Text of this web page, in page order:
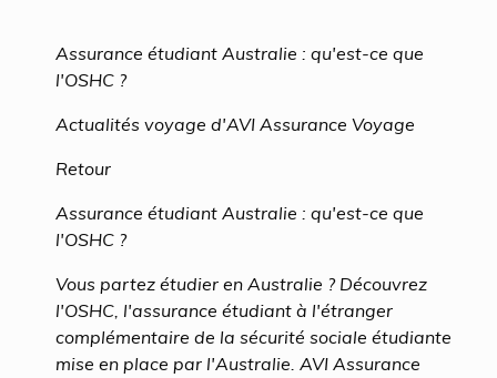
Assurance étudiant Australie : qu'est-ce que
l'OSHC ?
Actualités voyage d'AVI Assurance Voyage
Retour
Assurance étudiant Australie : qu'est-ce que
l'OSHC ?
Vous partez étudier en Australie ? Découvrez
l'OSHC, l'assurance étudiant à l'étranger
complémentaire de la sécurité sociale étudiante
mise en place par l'Australie. AVI Assurance